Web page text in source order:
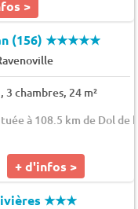
>
(156)★★★★★
3 chambres, 24 m²
à 108.5 km de Dol de
+ d'infos >
★★★